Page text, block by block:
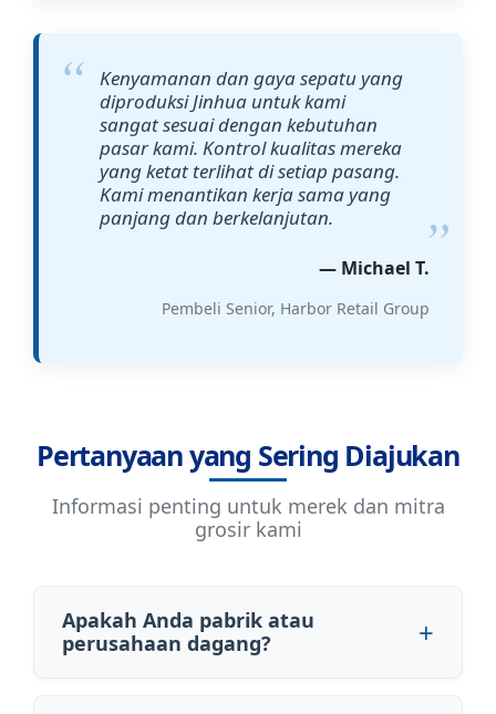
Kenyamanan dan gaya sepatu yang
diproduksi Jinhua untuk kami
sangat sesuai dengan kebutuhan
pasar kami. Kontrol kualitas mereka
yang ketat terlihat di setiap pasang.
Kami menantikan kerja sama yang
panjang dan berkelanjutan.
— Michael T.
Pembeli Senior, Harbor Retail Group
Pertanyaan yang Sering Diajukan
Informasi penting untuk merek dan mitra
grosir kami
Apakah Anda pabrik atau
perusahaan dagang?